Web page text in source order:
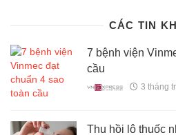
CÁC TIN
7 bệnh viện
cầu
3 tháng
Thu hồi lô thuốc